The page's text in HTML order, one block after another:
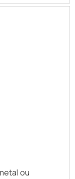
que
ou